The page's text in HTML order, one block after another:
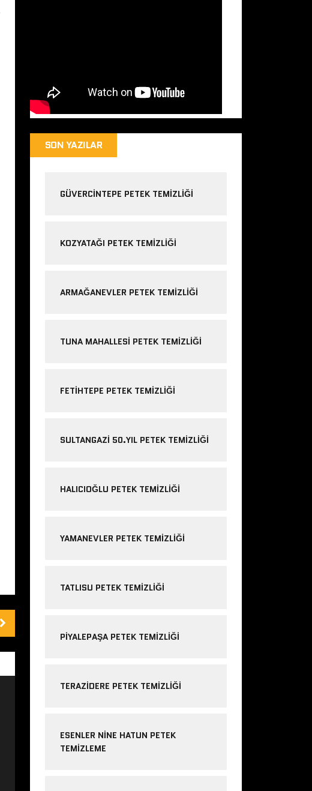
SON YAZILAR
GÜVERCINTEPE PETEK TEMIZLIĞI
KOZYATAĞI PETEK TEMIZLIĞI
ARMAĞANEVLER PETEK TEMIZLIĞI
TUNA MAHALLESI PETEK TEMIZLIĞI
FETIHTEPE PETEK TEMIZLIĞI
SULTANGAZI 50.YIL PETEK TEMIZLIĞI
HALICIOĞLU PETEK TEMIZLIĞI
YAMANEVLER PETEK TEMIZLIĞI
TATLISU PETEK TEMIZLIĞI
PIYALEPAŞA PETEK TEMIZLIĞI
TERAZIDERE PETEK TEMIZLIĞI
ESENLER NINE HATUN PETEK
TEMIZLEME